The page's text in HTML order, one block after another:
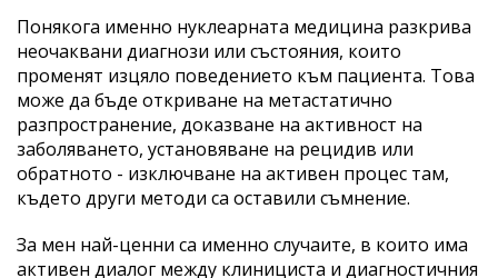
Понякога именно нуклеарната медицина разкрива
неочаквани диагнози или състояния, които
променят изцяло поведението към пациента. Това
може да бъде откриване на метастатично
разпространение, доказване на активност на
заболяването, установяване на рецидив или
обратното - изключване на активен процес там,
където други методи са оставили съмнение.
За мен най-ценни са именно случаите, в които има
активен диалог между клинициста и диагностичния